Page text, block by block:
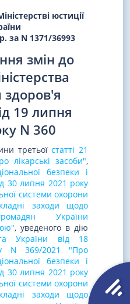
юстиції
за N 1371/36993
змін до
здоров'я
19 липня
N 360
третьоїстатті 21
лікарські засоби",
безпеки і
30 липня 2021 року
системи охорони
заходи щодо
України
, уведеного в дію
України від 18
N 369/2021 "Про
безпеки і
30 липня 2021 року
системи охорони
заходи щодо